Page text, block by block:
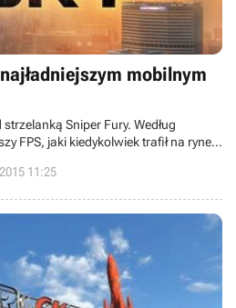
mobilnym
Sniper Fury. Według
FPS, jaki kiedykolwiek trafił na rynek
11:25